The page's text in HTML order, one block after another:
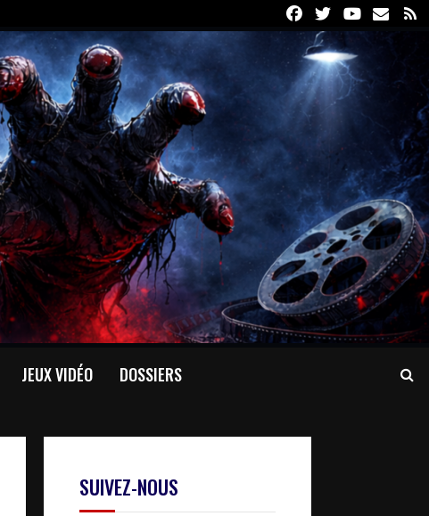
FacebookTwitterYoutube
Email
JEUX VIDÉO DOSSIERS
SUIVEZ-NOUS